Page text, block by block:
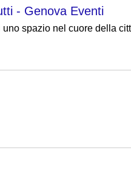
- Genova Eventi
spazio nel cuore della